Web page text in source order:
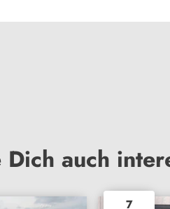
Dich auch
7